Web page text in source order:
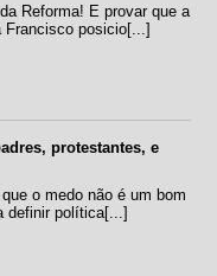
Reforma! E provar que a
Francisco posicio[...]
protestantes, e
o medo não é um bom
definir política[...]